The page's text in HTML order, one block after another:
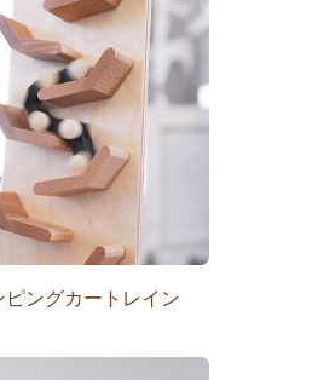
ピングカートレイン